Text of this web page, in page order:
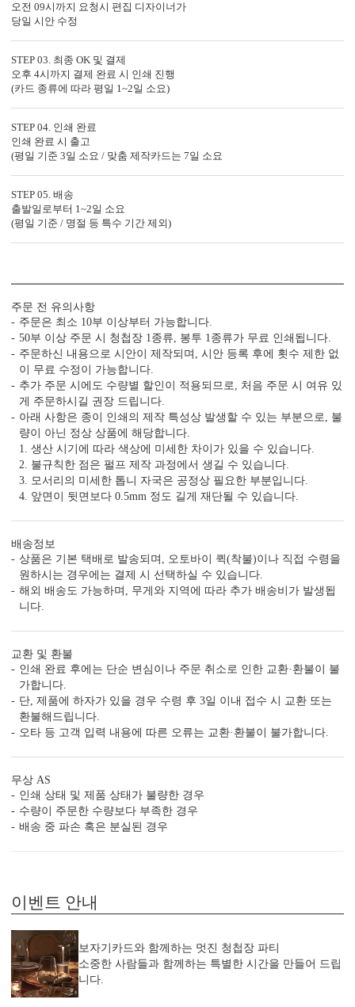
OFFSET PRINTING
감성 더하기
당신만의 특별한 청첩장을 위한
다양한 옵션 상품이 준비되어 있습니다.
실링 스탬프
실링 스티커 디자인 스티커
프리저브드
카드 봉투
청첩장 리본 클로버+엽서
편리함 더하기
시간이 부족한 당신을 위한 다양한 편의 서비스가 준비되어 있습니
(주문 단계에서 이용하실 수 있는 서비스입니다.)
빠른 제작 서비스
수작업 서비스 수신인 주소 인쇄
오전 09시까지 요청시 편집 디자이너가
당일 시안 수정
STEP 03. 최종 OK 및 결제
오후 4시까지 결제 완료 시 인쇄 진행
(카드 종류에 따라 평일 1~2일 소요)
STEP 04. 인쇄 완료
인쇄 완료 시 출고
(평일 기준 3일 소요 / 맞춤 제작카드는 7일 소요
STEP 05. 배송
출발일로부터 1~2일 소요
(평일 기준 / 명절 등 특수 기간 제외)
주문 전 유의사항
주문은 최소 10부 이상부터 가능합니다.
50부 이상 주문 시 청첩장 1종류, 봉투 1종류가 무료 인쇄됩니다.
주문하신 내용으로 시안이 제작되며, 시안 등록 후에 횟수 제한 없
이 무료 수정이 가능합니다.
추가 주문 시에도 수량별 할인이 적용되므로, 처음 주문 시 여유 있
게 주문하시길 권장 드립니다.
아래 사항은 종이 인쇄의 제작 특성상 발생할 수 있는 부분으로, 불
량이 아닌 정상 상품에 해당합니다.
1. 생산 시기에 따라 색상에 미세한 차이가 있을 수 있습니다.
2. 불규칙한 점은 펄프 제작 과정에서 생길 수 있습니다.
3. 모서리의 미세한 톱니 자국은 공정상 필요한 부분입니다.
4. 앞면이 뒷면보다 0.5mm 정도 길게 재단될 수 있습니다.
배송정보
상품은 기본 택배로 발송되며, 오토바이 퀵(착불)이나 직접 수령을
원하시는 경우에는 결제 시 선택하실 수 있습니다.
해외 배송도 가능하며, 무게와 지역에 따라 추가 배송비가 발생됩
니다.
교환 및 환불
인쇄 완료 후에는 단순 변심이나 주문 취소로 인한 교환·환불이 불
가합니다.
단, 제품에 하자가 있을 경우 수령 후 3일 이내 접수 시 교환 또는
환불해드립니다.
오타 등 고객 입력 내용에 따른 오류는 교환·환불이 불가합니다.
무상 AS
인쇄 상태 및 제품 상태가 불량한 경우
수량이 주문한 수량보다 부족한 경우
배송 중 파손 혹은 분실된 경우
이벤트 안내
보자기카드와 함께하는 멋진 청첩장 파티
소중한 사람들과 함께하는 특별한 시간을 만들어 드립
니다.